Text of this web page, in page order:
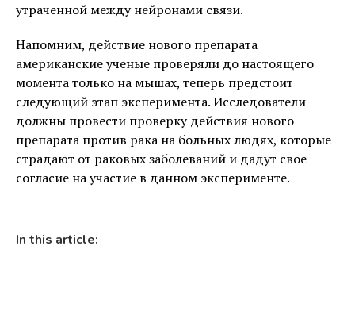
утраченной между нейронами связи.
Напомним, действие нового препарата
американские ученые проверяли до настоящего
момента только на мышах, теперь предстоит
следующий этап эксперимента. Исследователи
должны провести проверку действия нового
препарата против рака на больных людях, которые
страдают от раковых заболеваний и дадут свое
согласие на участие в данном эксперименте.
In this article: